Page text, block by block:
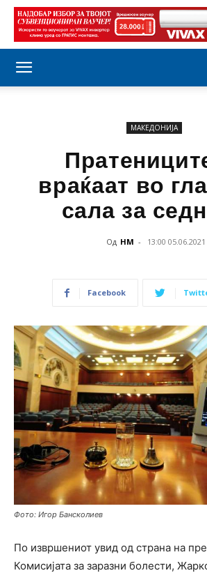
МАКЕДОНИЈА
враќаат во
сала за
Од НМ - 13:00 05.06.2021
Facebook
Фото: Игор Бансколиев
По извршениот увид од страна на
Комисијата за заразни болести,